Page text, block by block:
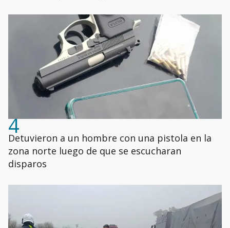
4
Detuvieron a un hombre con una pistola en la
zona norte luego de que se escucharan
disparos